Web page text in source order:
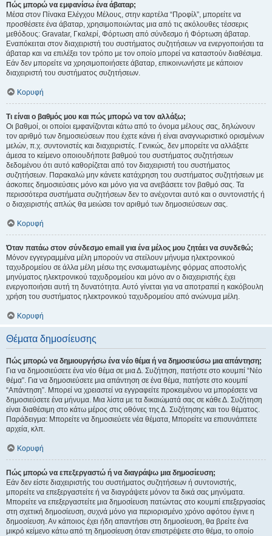
Πώς μπορώ να εμφανίσω ένα άβαταρ;
Μέσα στον Πίνακα Ελέγχου Μέλους, στην καρτέλα “Προφίλ”, μπορείτε να
προσθέσετε ένα άβαταρ, χρησιμοποιώντας μια από τις ακόλουθες τέσσερις
μεθόδους: Gravatar, Γκαλερί, Φόρτωση από σύνδεσμο ή Φόρτωση άβαταρ.
Εναπόκειται στον διαχειριστή του συστήματος συζητήσεων να ενεργοποιήσει τα
άβαταρ και να επιλέξει τον τρόπο με τον οποίο μπορεί να καταστούν διαθέσιμα.
Εάν δεν μπορείτε να χρησιμοποιήσετε άβαταρ, επικοινωνήστε με κάποιον
διαχειριστή του συστήματος συζητήσεων.
Κορυφή
Τι είναι ο βαθμός μου και πώς μπορώ να τον αλλάξω;
Οι βαθμοί, οι οποίοι εμφανίζονται κάτω από το όνομα μέλους σας, δηλώνουν
τον αριθμό των δημοσιεύσεων που έχετε κάνει ή είναι αναγνωριστικό ορισμένων
μελών, π.χ. συντονιστές και διαχειριστές. Γενικώς, δεν μπορείτε να αλλάξετε
άμεσα το κείμενο οποιουδήποτε βαθμού του συστήματος συζητήσεων
δεδομένου ότι αυτό καθορίζεται από τον διαχειριστή του συστήματος
συζητήσεων. Παρακαλώ μην κάνετε κατάχρηση του συστήματος συζητήσεων με
άσκοπες δημοσιεύσεις μόνο και μόνο για να ανεβάσετε τον βαθμό σας. Τα
περισσότερα συστήματα συζητήσεων δεν το ανέχονται αυτό και ο συντονιστής ή
ο διαχειριστής απλώς θα μειώσει τον αριθμό των δημοσιεύσεων σας.
Κορυφή
Όταν πατάω στον σύνδεσμο email για ένα μέλος μου ζητάει να συνδεθώ;
Μόνον εγγεγραμμένα μέλη μπορούν να στείλουν μήνυμα ηλεκτρονικού
ταχυδρομείου σε άλλα μέλη μέσω της ενσωματωμένης φόρμας αποστολής
μηνύματος ηλεκτρονικού ταχυδρομείου και μόνο αν ο διαχειριστής έχει
ενεργοποιήσει αυτή τη δυνατότητα. Αυτό γίνεται για να αποτραπεί η κακόβουλη
χρήση του συστήματος ηλεκτρονικού ταχυδρομείου από ανώνυμα μέλη.
Κορυφή
Θέματα δημοσίευσης
Πώς μπορώ να δημιουργήσω ένα νέο θέμα ή να δημοσιεύσω μια απάντηση;
Για να δημοσιεύσετε ένα νέο θέμα σε μια Δ. Συζήτηση, πατήστε στο κουμπί “Νέο
θέμα”. Για να δημοσιεύσετε μια απάντηση σε ένα θέμα, πατήστε στο κουμπί
“Απάντηση”. Μπορεί να χρειαστεί να εγγραφείτε προκειμένου να μπορέσετε να
δημοσιεύσετε ένα μήνυμα. Μια λίστα με τα δικαιώματά σας σε κάθε Δ. Συζήτηση
είναι διαθέσιμη στο κάτω μέρος στις οθόνες της Δ. Συζήτησης και του θέματος.
Παράδειγμα: Μπορείτε να δημοσιεύετε νέα θέματα, Μπορείτε να επισυνάπτετε
αρχεία, κλπ.
Κορυφή
Πώς μπορώ να επεξεργαστώ ή να διαγράψω μια δημοσίευση;
Εάν δεν είστε διαχειριστής του συστήματος συζητήσεων ή συντονιστής,
μπορείτε να επεξεργαστείτε ή να διαγράψετε μόνον τα δικά σας μηνύματα.
Μπορείτε να επεξεργαστείτε μια δημοσίευση πατώντας στο κουμπί επεξεργασίας
στη σχετική δημοσίευση, συχνά μόνο για περιορισμένο χρόνο αφότου έγινε η
δημοσίευση. Αν κάποιος έχει ήδη απαντήσει στη δημοσίευση, θα βρείτε ένα
μικρό κείμενο κάτω από τη δημοσίευση όταν επιστρέψετε στο θέμα, το οποίο